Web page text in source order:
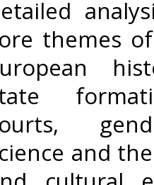
themes
and